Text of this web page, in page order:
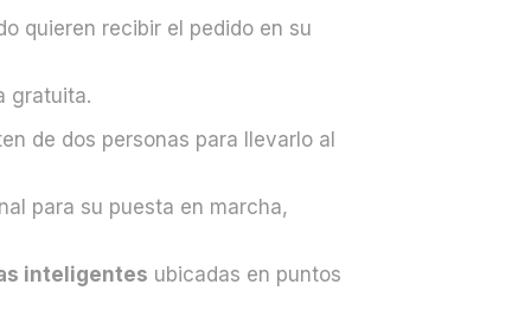
quieren recibir el pedido en su
gratuita.
de dos personas para llevarlo al
para su puesta en marcha,
inteligentes ubicadas en puntos